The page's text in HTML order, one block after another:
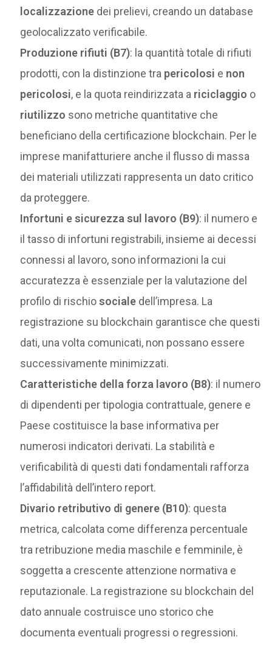
localizzazione dei prelievi, creando un database
geolocalizzato verificabile.
Produzione rifiuti (B7): la quantità totale di rifiuti
prodotti, con la distinzione tra pericolosi e non
pericolosi, e la quota reindirizzata a riciclaggio o
riutilizzo sono metriche quantitative che
beneficiano della certificazione blockchain. Per le
imprese manifatturiere anche il flusso di massa
dei materiali utilizzati rappresenta un dato critico
da proteggere.
Infortuni e sicurezza sul lavoro (B9): il numero e
il tasso di infortuni registrabili, insieme ai decessi
connessi al lavoro, sono informazioni la cui
accuratezza è essenziale per la valutazione del
profilo di rischiosociale dell’impresa. La
registrazione su blockchain garantisce che questi
dati, una volta comunicati, non possano essere
successivamente minimizzati.
Caratteristiche della forza lavoro (B8): il numero
di dipendenti per tipologia contrattuale, genere e
Paese costituisce la base informativa per
numerosi indicatori derivati. La stabilità e
verificabilità di questi dati fondamentali rafforza
l’affidabilità dell’intero report.
Divario retributivo di genere (B10): questa
metrica, calcolata come differenza percentuale
tra retribuzione media maschile e femminile, è
soggetta a crescente attenzione normativa e
reputazionale. La registrazione su blockchain del
dato annuale costruisce uno storico che
documenta eventuali progressi o regressioni.